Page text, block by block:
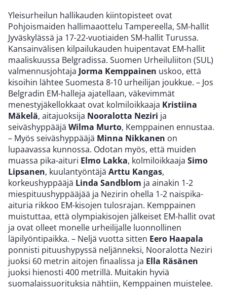
Yleisurheilun hallikauden kiintopisteet ovat
Pohjoismaiden hallimaaottelu Tampereella, SM-hallit
Jyväskylässä ja 17-22-vuotiaiden SM-hallit Turussa.
Kansainvälisen kilpailukauden huipentavat EM-hallit
maaliskuussa Belgradissa. Suomen Urheiluliiton (SUL)
valmennusjohtaja Jorma Kemppainen uskoo, että
kisoihin lähtee Suomesta 8-10 urheilijan joukkue. – Jos
Belgradin EM-halleja ajatellaan, väkevimmät
menestyjäkellokkaat ovat kolmiloikkaaja Kristiina
Mäkelä, aitajuoksija Nooralotta Neziri ja
seiväshyppääjä Wilma Murto, Kemppainen ennustaa.
– Myös seiväshyppääjä Minna Nikkanen on
lupaavassa kunnossa. Odotan myös, että muiden
muassa pika-aituri Elmo Lakka, kolmiloikkaaja Simo
Lipsanen, kuulantyöntäjä Arttu Kangas,
korkeushyppääjä Linda Sandblom ja ainakin 1-2
miespituushyppääjää ja Nezirin ohella 1-2 naispika-
aituria rikkoo EM-kisojen tulosrajan. Kemppainen
muistuttaa, että olympiakisojen jälkeiset EM-hallit ovat
ja ovat olleet monelle urheilijalle luonnollinen
läpilyöntipaikka. – Neljä vuotta sitten Eero Haapala
ponnisti pituushypyssä neljänneksi, Nooralotta Neziri
juoksi 60 metrin aitojen finaalissa ja Ella Räsänen
juoksi hienosti 400 metrillä. Muitakin hyviä
suomalaissuorituksia nähtiin, Kemppainen muistelee.